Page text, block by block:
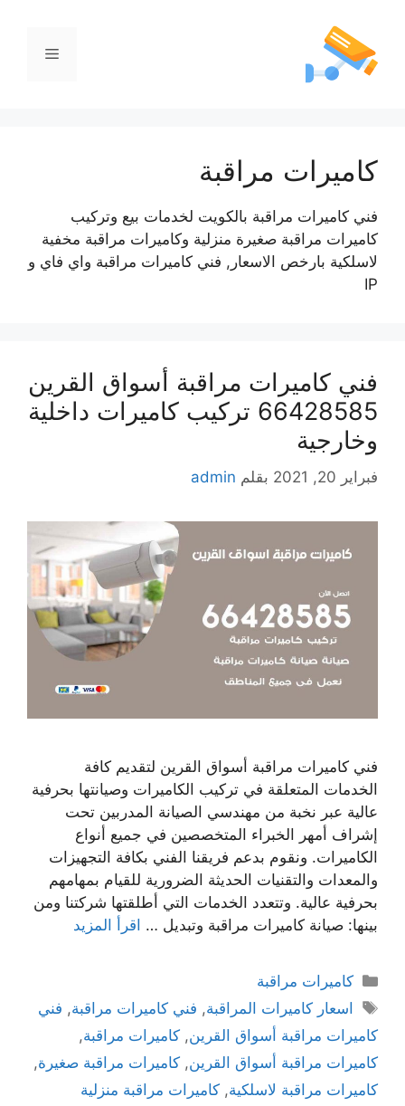
كاميرات مراقبة
فني كاميرات مراقبة بالكويت لخدمات بيع وتركيب
كاميرات مراقبة صغيرة منزلية وكاميرات مراقبة مخفية
لاسلكية بارخص الاسعار, فني كاميرات مراقبة واي فاي و
IP
فني كاميرات مراقبة أسواق القرين
66428585 تركيب كاميرات داخلية
وخارجية
فبراير 20, 2021 بقلم admin
فني كاميرات مراقبة أسواق القرين لتقديم كافة
الخدمات المتعلقة في تركيب الكاميرات وصيانتها بحرفية
عالية عبر نخبة من مهندسي الصيانة المدربين تحت
إشراف أمهر الخبراء المتخصصين في جميع أنواع
الكاميرات. ونقوم بدعم فريقنا الفني بكافة التجهيزات
والمعدات والتقنيات الحديثة الضرورية للقيام بمهامهم
بحرفية عالية. وتتعدد الخدمات التي أطلقتها شركتنا ومن
بينها: صيانة كاميرات مراقبة وتبديل … اقرأ المزيد
كاميرات مراقبة
اسعار كاميرات المراقبة, فني كاميرات مراقبة, فني
كاميرات مراقبة أسواق القرين, كاميرات مراقبة,
كاميرات مراقبة أسواق القرين, كاميرات مراقبة صغيرة,
كاميرات مراقبة لاسلكية, كاميرات مراقبة منزلية